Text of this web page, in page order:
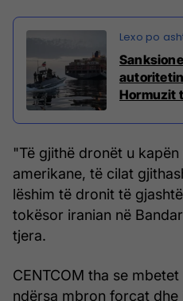
Hormuzit
"Të gjithë dronët u
amerikane, të cilat
lëshim të dronit të
tokësor iranian në
tjera.
CENTCOM tha se
ndërsa mbron forcat dhe